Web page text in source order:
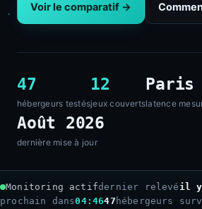
Voir le comparatif →
47
hébergeurs testés
12
jeux couverts
Paris
latence
Août 2026
dernière mise à jour
Monitoring actifdernier relevé il y
prochain dans04:4447 hébergeurs